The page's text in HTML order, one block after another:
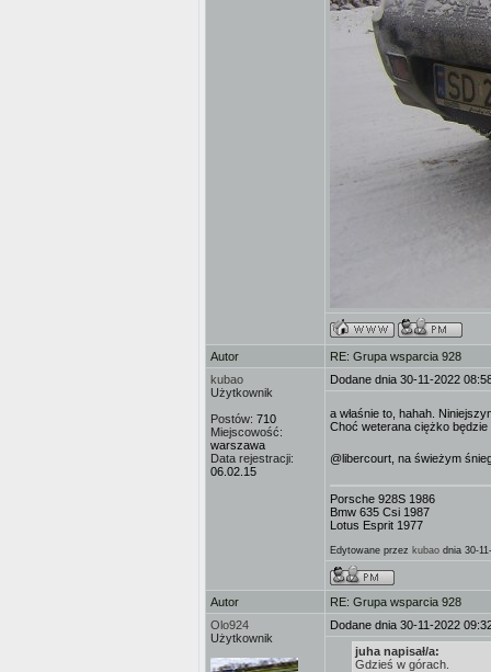
Autor
RE: Grupa wsparcia 928
kubao
Użytkownik
Postów: 710
Miejscowość:
warszawa
Data rejestracji:
06.02.15
Dodane dnia 30-11-2022
a właśnie to, hahah.
Choć weterana ciężko
@libercourt, na świeżym
Porsche 928S 1986
Bmw 635 Csi 1987
Lotus Esprit 1977
Edytowane przez kubao dnia 30-
Autor
RE: Grupa wsparcia 928
Olo924
Użytkownik
Dodane dnia 30-11-2022
juha napisał/a:
Gdzieś w górach.